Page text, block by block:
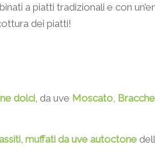
a piatti tradizionali e con
dei piatti!
dolci , da uve Moscato
muffati da uve autoctone